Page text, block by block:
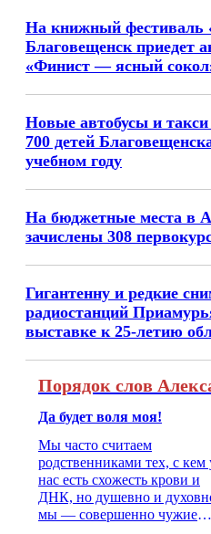
На книжный фестиваль
Благовещенск приедет
«Финист — ясный
Новые автобусы и
700 детей
учебном году
На бюджетные места в
зачислены 308
Гигантенну и редкие
радиостанций
выставке к 25‑летию
Порядок слов
Да будет воля моя!
Мы часто считаем
родственниками тех, с кем
нас есть схожесть крови и
ДНК, но душевно и
мы — совершенно чужие